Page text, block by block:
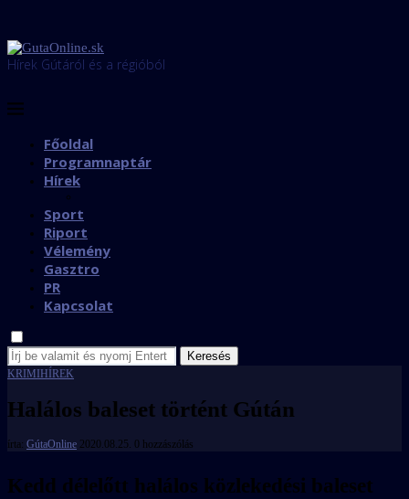
Hírek Gútáról és a régióból
Főoldal
Programnaptár
Hírek
Sport
Riport
Vélemény
Gasztro
PR
Kapcsolat
Keresés
KRIMIHÍREK
Halálos baleset történt Gútán
írta: GútaOnline 2020.08.25. 0 hozzászólás
Kedd délelőtt halálos közlekedési baleset